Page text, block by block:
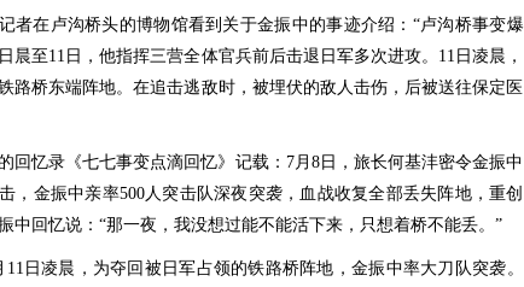
者在卢沟桥头的博物馆看到关于金振中的事迹介绍：“卢沟桥事变爆
晨至11日，他指挥三营全体官兵前后击退日军多次进攻。11日凌晨，
路桥东端阵地。在追击逃敌时，被埋伏的敌人击伤，后被送往保定医
回忆录《七七事变点滴回忆》记载：7月8日，旅长何基沣密令金振中
，金振中亲率500人突击队深夜突袭，血战收复全部丢失阵地，重创
中回忆说：“那一夜，我没想过能不能活下来，只想着桥不能丢。”
11日凌晨，为夺回被日军占领的铁路桥阵地，金振中率大刀队突袭。